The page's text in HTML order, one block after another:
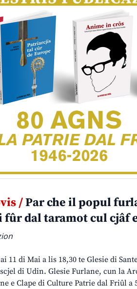
/Par che il popul
fûr dal taramot cul cjâf
11 di Mai a lis 18,30 te Glesie di
di Udin. Glesie Furlane, cun la
e Clape di Culture Patrie dal Friûl a